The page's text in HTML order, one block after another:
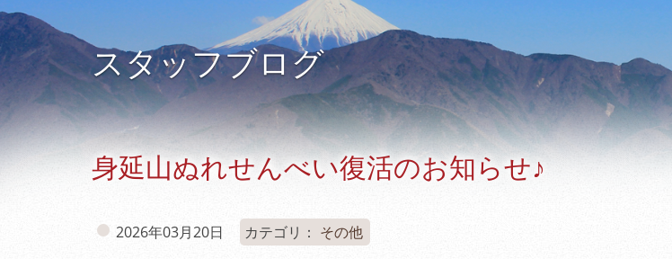
スタッフブログ
身延山ぬれせんべい復活のお知らせ♪
2026年03月20日 カテゴリ： その他